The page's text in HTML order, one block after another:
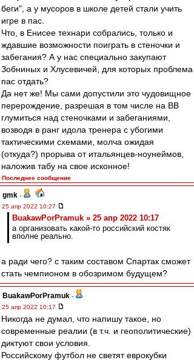
беги", а у мусоров в школе детей стали учить
игре в пас.
Что, в Енисее технари собрались, только и
ждавшие возможности поиграть в стеночки и
забегания? А у нас специально закупают
Зобниных и Хлусевичей, для которых проблема
пас отдать?
Да нет же! Мы сами допустили это чудовищное
перерождение, разрешая в том числе на ВВ
глумиться над стеночками и забеганиями,
возводя в ранг идола тренера с убогими
тактическими схемами, молча ожидая
(откуда?) прорыва от итальянцев-ноунеймов,
наложив табу на свое исконное!
Последнее сообщение
gmk -
25 апр 2022 10:27
BuakawPorPramuk » 25 апр 2022 10:17
а организовать какой-то российский костяк
вполне реально.
а ради чего? с таким составом Спартак сможет
стать чемпионом в обозримом будущем?
BuakawPorPramuk -
25 апр 2022 10:17
Никогда не думал, что напишу такое, но
современные реалии (в т.ч. и геополитические)
диктуют свои условия.
Российскому футбол не светят еврокубки